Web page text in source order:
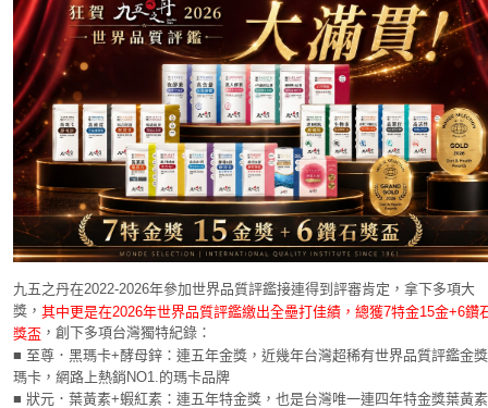
九五之丹在2022-2026年參加世界品質評鑑接連得到評審肯定，拿下多項大
獎， 其中更是在2026年世界品質評鑑繳出全壘打佳績，總獲7特金15金+6鑽
獎盃 ，創下多項台灣獨特紀錄：
■ 至尊．黑瑪卡+酵母鋅：連五年金獎，近幾年台灣超稀有世界品質評鑑金獎
瑪卡，網路上熱銷NO1.的瑪卡品牌
■ 狀元．葉黃素+蝦紅素：連五年特金獎，也是台灣唯一連四年特金獎葉黃素